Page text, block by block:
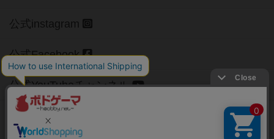
公式instagram
公式Facebook
公式YouTubeチャンネル